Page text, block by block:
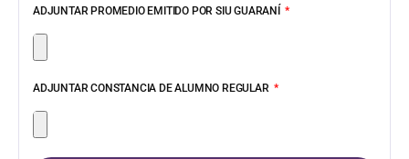
ADJUNTAR PROMEDIO EMITIDO POR SIU GUARANÍ
ADJUNTAR CONSTANCIA DE ALUMNO REGULAR